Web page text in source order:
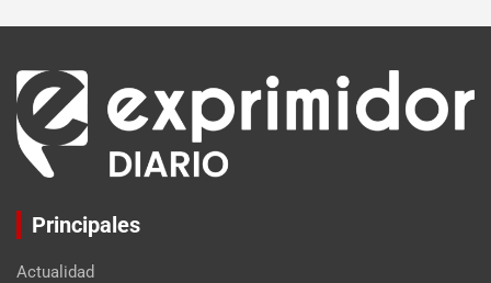
Principales
Actualidad